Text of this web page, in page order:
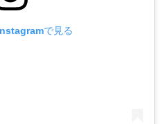
で見る